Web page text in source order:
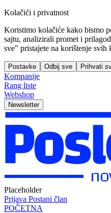
Kolačići i privatnost
Koristimo kolačiće kako bismo
sajtu, analizirali promet i
sve" pristajete na korištenje svih
Postavke Odbij sve Prihvati
Kompanije
Rang liste
Webshop
Newsletter
Placeholder
Prijava Postani član
POČETNA